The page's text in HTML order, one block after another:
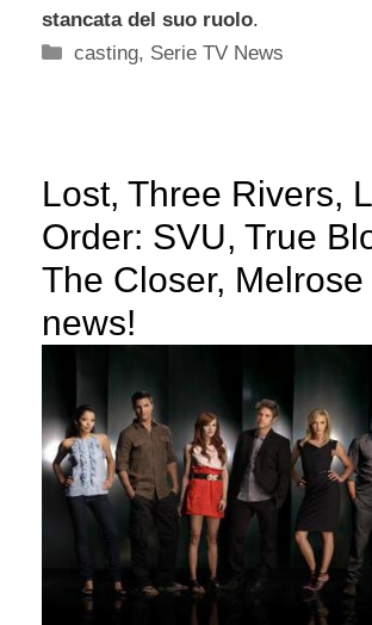
stancata del suo ruolo.
Categorie
casting, Serie TV News
Lost, Three Rivers,
Order: SVU, True
The Closer, Melrose
news!